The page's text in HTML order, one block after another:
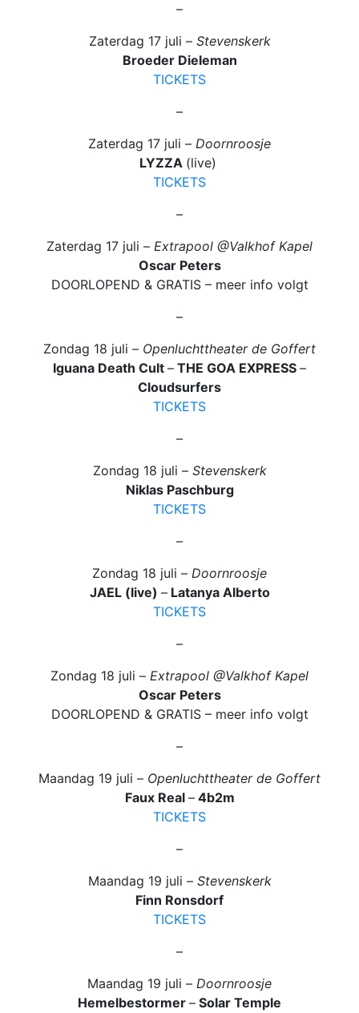
–
Zaterdag 17 juli – Stevenskerk
Broeder Dieleman
TICKETS
–
Zaterdag 17 juli – Doornroosje
LYZZA (live)
TICKETS
–
Zaterdag 17 juli – Extrapool @Valkhof Kapel
Oscar Peters
DOORLOPEND & GRATIS – meer info volgt
–
Zondag 18 juli – Openluchttheater de Goffert
Iguana Death Cult – THE GOA EXPRESS –
Cloudsurfers
TICKETS
–
Zondag 18 juli – Stevenskerk
Niklas Paschburg
TICKETS
–
Zondag 18 juli – Doornroosje
JAEL (live) –Latanya Alberto
TICKETS
–
Zondag 18 juli – Extrapool @Valkhof Kapel
Oscar Peters
DOORLOPEND & GRATIS – meer info volgt
–
Maandag 19 juli – Openluchttheater de Goffert
Faux Real –4b2m
TICKETS
–
Maandag 19 juli – Stevenskerk
Finn Ronsdorf
TICKETS
–
Maandag 19 juli – Doornroosje
Hemelbestormer – Solar Temple